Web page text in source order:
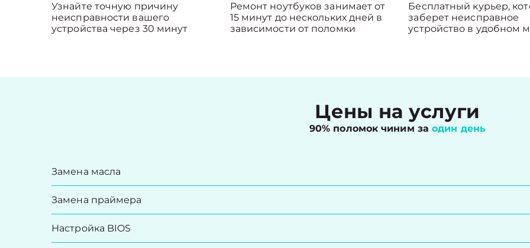
Узнайте точную причину
неисправности вашего
устройства через 30 минут
Ремонт ноутбуков занимает от
15 минут до нескольких дней в
зависимости от поломки
Бесплатный курьер,
заберет неисправное
устройство в удобном
Цены на услуги
90% поломок чиним заодин день
Замена масла
Замена праймера
Настройка BIOS